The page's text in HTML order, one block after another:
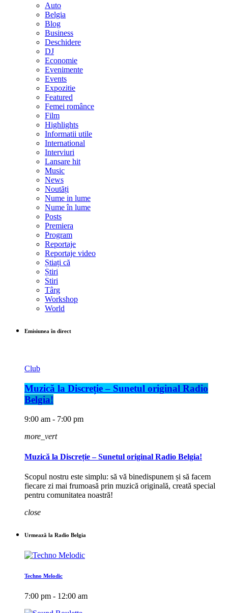
Auto
Belgia
Blog
Business
Deschidere
DJ
Economie
Evenimente
Events
Expozitie
Featured
Femei românce
Film
Highlights
Informatii utile
International
Interviuri
Lansare hit
Music
News
Noutăți
Nume in lume
Nume în lume
Posts
Premiera
Program
Reportaje
Reportaje video
Știați că
Știri
Stiri
Târg
Workshop
World
Emisiunea în direct
Club
Muzică la Discreție – Sunetul original Radio
Belgia!
9:00 am - 7:00 pm
more_vert
Muzică la Discreție – Sunetul original Radio Belgia!
Scopul nostru este simplu: să vă binedispunem și să facem
fiecare zi mai frumoasă prin muzică originală, creată special
pentru comunitatea noastră!
close
Urmează la Radio Belgia
Techno Melodic
7:00 pm - 12:00 am